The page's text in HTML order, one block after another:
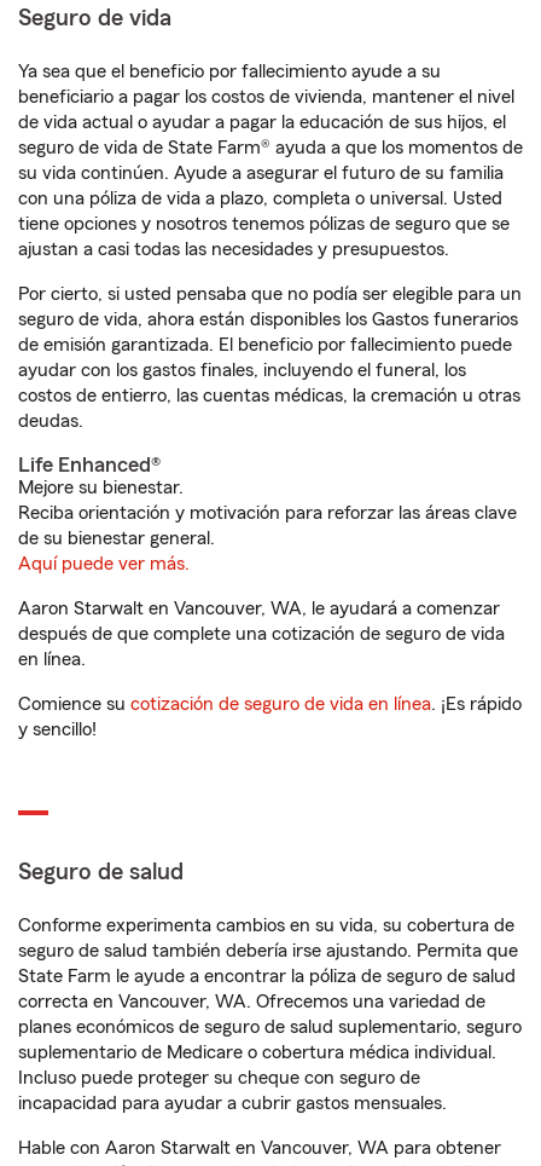
Seguro de vida
Ya sea que el beneficio por fallecimiento ayude a su
beneficiario a pagar los costos de vivienda, mantener el nivel
de vida actual o ayudar a pagar la educación de sus hijos, el
seguro de vida de State Farm® ayuda a que los momentos de
su vida continúen. Ayude a asegurar el futuro de su familia
con una póliza de vida a plazo, completa o universal. Usted
tiene opciones y nosotros tenemos pólizas de seguro que se
ajustan a casi todas las necesidades y presupuestos.
Por cierto, si usted pensaba que no podía ser elegible para un
seguro de vida, ahora están disponibles los Gastos funerarios
de emisión garantizada. El beneficio por fallecimiento puede
ayudar con los gastos finales, incluyendo el funeral, los
costos de entierro, las cuentas médicas, la cremación u otras
deudas.
Life Enhanced®
Mejore su bienestar.
Reciba orientación y motivación para reforzar las áreas clave
de su bienestar general.
Aquí puede ver más.
Aaron Starwalt en Vancouver, WA, le ayudará a comenzar
después de que complete una cotización de seguro de vida
en línea.
Comience su cotización de seguro de vida en línea. ¡Es rápido
y sencillo!
Seguro de salud
Conforme experimenta cambios en su vida, su cobertura de
seguro de salud también debería irse ajustando. Permita que
State Farm le ayude a encontrar la póliza de seguro de salud
correcta en Vancouver, WA. Ofrecemos una variedad de
planes económicos de seguro de salud suplementario, seguro
suplementario de Medicare o cobertura médica individual.
Incluso puede proteger su cheque con seguro de
incapacidad para ayudar a cubrir gastos mensuales.
Hable con Aaron Starwalt en Vancouver, WA para obtener